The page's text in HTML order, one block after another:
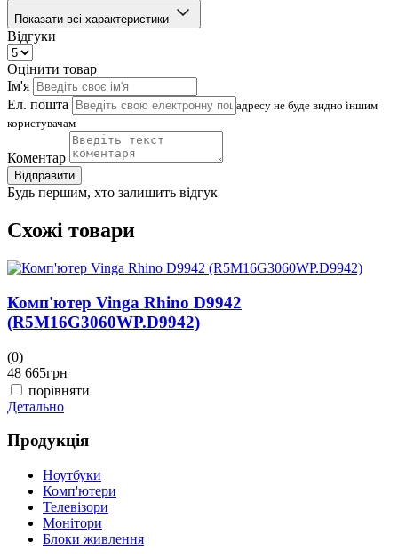
Показати всі характеристики
Відгуки
Оцінити товар
Ім'я
Ел. пошта
адресу не буде видно іншим
користувачам
Коментар
Відправити
Будь першим, хто залишить відгук
Схожі товари
Комп'ютер Vinga Rhino D9942
(R5M16G3060WP.D9942)
(0)
48 665грн
порівняти
Детально
Продукція
Ноутбуки
Комп'ютери
Телевізори
Монітори
Блоки живлення